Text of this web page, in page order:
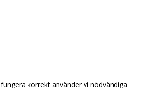
korrekt använder vi nödvändiga